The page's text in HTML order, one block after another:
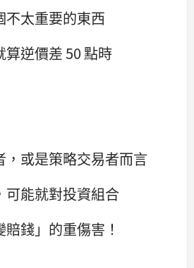
不太重要的東西
算逆價差 50 點時
，或是策略交易者而言
可能就對投資組合
錢」的重傷害！